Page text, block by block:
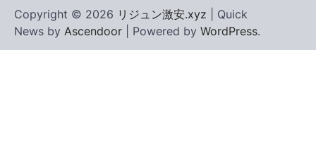
Copyright © 2026 リジュン激安.xyz | Quick
News by Ascendoor | Powered by WordPress.